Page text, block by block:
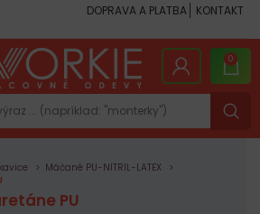
DOPRAVA A PLATBA KONTAKT
0
Máčané PU-NITRIL-LATEX
PU